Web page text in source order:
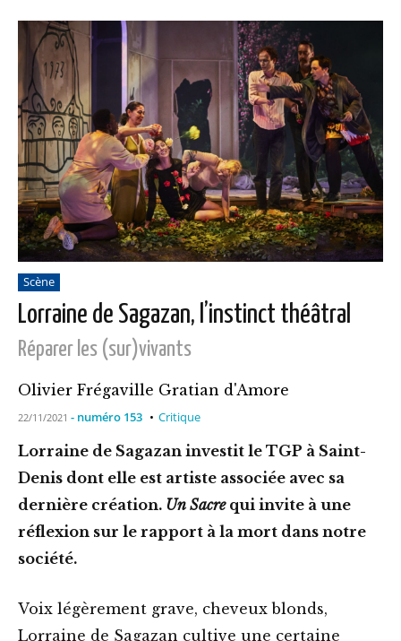
Scène
Lorraine de Sagazan, l’instinct théâtral
Réparer les (sur)vivants
Olivier Frégaville Gratian d'Amore
22/11/2021 - numéro 153 Critique
Lorraine de Sagazan investit le TGP à Saint-
Denis dont elle est artiste associée avec sa
dernière création. Un Sacrequi invite à une
réflexion sur le rapport à la mort dans notre
société.
Voix légèrement grave, cheveux blonds,
Lorraine de Sagazan cultive une certaine